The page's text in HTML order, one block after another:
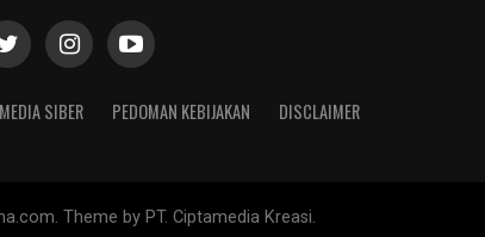
SIBER PEDOMAN KEBIJAKAN DISCLAIMER
Theme by PT. Ciptamedia Kreasi.